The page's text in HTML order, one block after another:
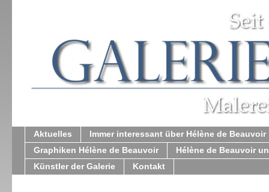
Aktuelles
Immer interessant über Hélène de Beauvoir
Graphiken Hélène de Beauvoir
Hélène de Beauvoir
Künstler der Galerie
Kontakt